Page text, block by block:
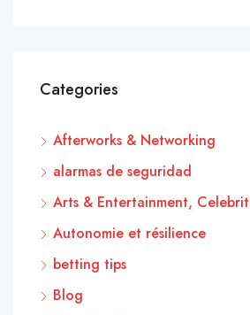
Categories
Afterworks & Networking
alarmas de seguridad
Arts & Entertainment,
Autonomie et résilience
betting tips
Blog